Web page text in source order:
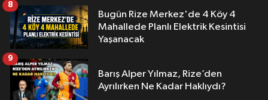
Bugün Rize Merkez'de 4 Köy 4
Mahallede Planlı Elektrik Kesintisi
Yaşanacak
8
Barış Alper Yılmaz, Rize’den
Ayrılırken Ne Kadar Haklıydı?
9